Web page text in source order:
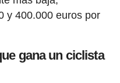
y 400.000 euros por
gana un ciclista